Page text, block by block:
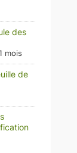
des
mois
de